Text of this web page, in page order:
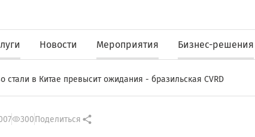
Новости Мероприятия Бизнес-решения
стали в Китае превысит ожидания - бразильская CVRD
300Поделиться